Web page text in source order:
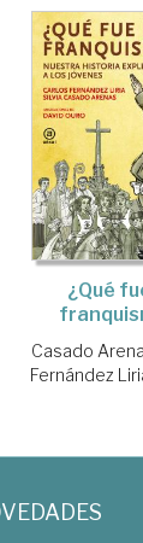
¿Qué
Casado
Fernández